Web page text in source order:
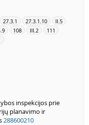
27.3.1 27.3.1.10
II.5
108 III.2
111
inspekcijos prie
planavimo ir
288600210